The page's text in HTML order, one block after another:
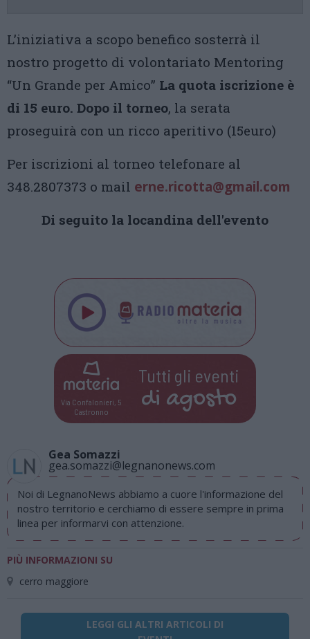
L’iniziativa a scopo benefico sosterrà il
nostro progetto di volontariato Mentoring
“Un Grande per Amico” La quota iscrizione è
di 15 euro. Dopo il torneo, la serata
proseguirà con un ricco aperitivo (15euro)
Per iscrizioni al torneo telefonare al
348.2807373 o mail erne.ricotta@gmail.com
Di seguito la locandina dell'evento
Via Confalonieri, 5
Castronno
Tutti gli eventi
di agosto
Gea Somazzi
gea.somazzi@legnanonews.com
Noi di LegnanoNews abbiamo a cuore l'informazione del
nostro territorio e cerchiamo di essere sempre in prima
linea per informarvi con attenzione.
PIÙ INFORMAZIONI SU
cerro maggiore
LEGGI GLI ALTRI ARTICOLI DI